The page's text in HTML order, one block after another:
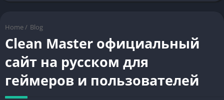
Home / Blog
Clean Master официальный
сайт на русском для
геймеров и пользователей